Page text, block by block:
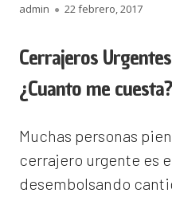
Autor
admin
Publicado
22 febrero, 2017
Cerrajeros
¿Cuanto me cuesta?
Muchas personas
cerrajero urgente es
desembolsando